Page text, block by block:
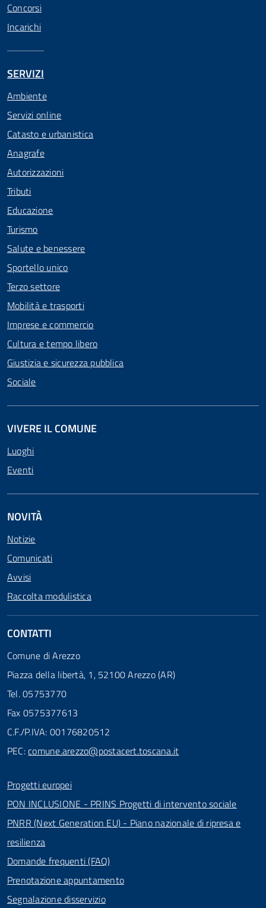
Concorsi
Incarichi
SERVIZI
Ambiente
Servizi online
Catasto e urbanistica
Anagrafe
Autorizzazioni
Tributi
Educazione
Turismo
Salute e benessere
Sportello unico
Terzo settore
Mobilità e trasporti
Imprese e commercio
Cultura e tempo libero
Giustizia e sicurezza pubblica
Sociale
VIVERE IL COMUNE
Luoghi
Eventi
NOVITÀ
Notizie
Comunicati
Avvisi
Raccolta modulistica
CONTATTI
Comune di Arezzo
Piazza della libertà, 1, 52100 Arezzo (AR)
Tel. 05753770
Fax 0575377613
C.F./P.IVA: 00176820512
PEC:comune.arezzo@postacert.toscana.it
Progetti europei
PON INCLUSIONE - PRINS Progetti di intervento sociale
PNRR (Next Generation EU) - Piano nazionale di ripresa e
resilienza
Domande frequenti (FAQ)
Prenotazione appuntamento
Segnalazione disservizio